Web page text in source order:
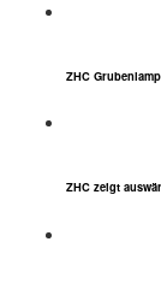
ZHC
ZHC zeigt